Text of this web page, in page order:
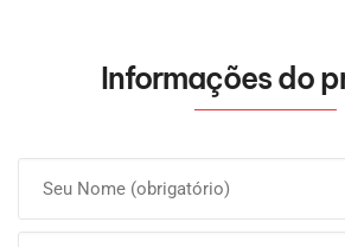
Informações do